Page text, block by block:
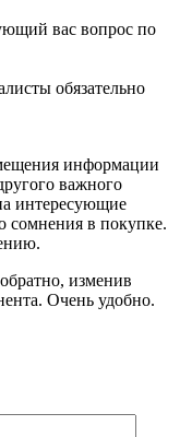
вас вопрос по
обязательно
информации
важного
интересующие
сомнения в покупке.
изменив
Очень удобно.